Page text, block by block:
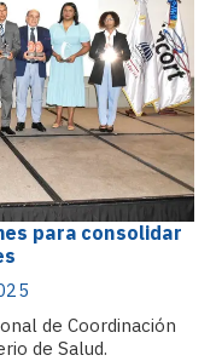
para consolidar
de Coordinación
de Salud.